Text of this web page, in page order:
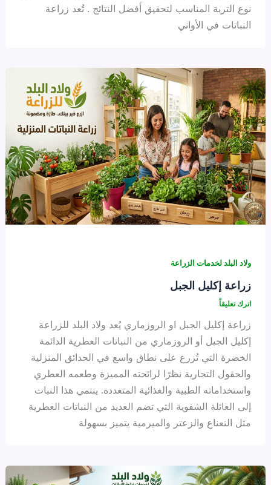
نوع التربة المناسب لتحقيق أفضل النتائج . تُعد زراعة
النباتات في الأواني
ولاد البلد لخدمات الزراعة
زراعة إكليل الجبل
اترك تعليقاً
زراعة إكليل الجبل او الروزماري يُعد ولاد البلد للزراعة
إكليل الجبل أو الروزماري من النباتات العطرية الدائمة
الخضرة التي تُزرع على نطاق واسع في الحدائق المنزلية
والحقول التجارية نظرًا لرائحته المميزة وطعمه العطري
واستخداماته الطبية والغذائية المتعددة. ينتمي هذا النبات
إلى العائلة الشفوية التي تضم العديد من النباتات العطرية
مثل النعناع والزعتر والميرمية يتميز بسهولة